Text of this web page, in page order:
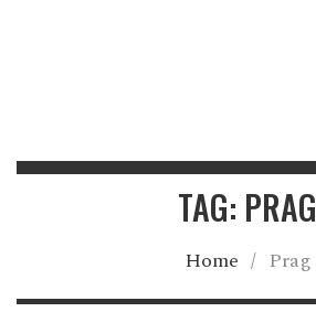
TAG: PRAG
Home / Prag